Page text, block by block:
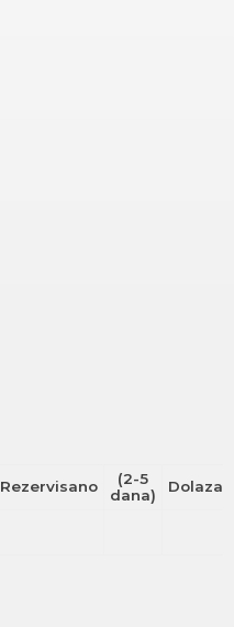
Rezervisano
(2-5
dana)
Dolazak